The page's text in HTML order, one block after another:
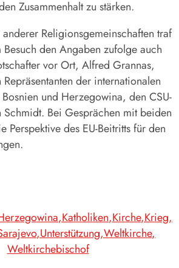
Zusammenhalt zu stärken.
Religionsgemeinschaften traf
den Angaben zufolge auch
vor Ort, Alfred Grannas,
der internationalen
und Herzegowina, den CSU-
Schmidt. Bei Gesprächen mit beiden
Perspektive des EU-Beitritts für den
Katholiken Kirche Krieg
Unterstützung Weltkirche
Weltkirchebischof